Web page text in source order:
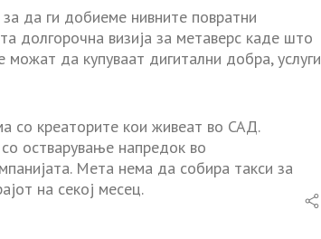
да ги добиеме нивните повратни
долгорочна визија за метаверс каде што
да купуваат дигитални добра, услуги
со креаторите кои живеат во САД.
остварување напредок во
Мета нема да собира такси за
на секој месец.